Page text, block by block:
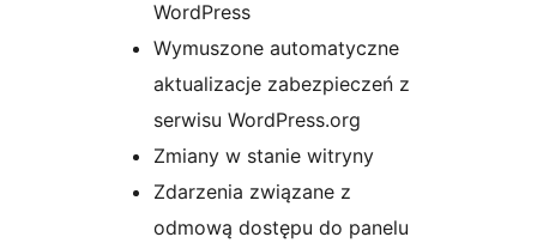
WordPress
Wymuszone automatyczne
aktualizacje zabezpieczeń z
serwisu WordPress.org
Zmiany w stanie witryny
Zdarzenia związane z
odmową dostępu do panelu